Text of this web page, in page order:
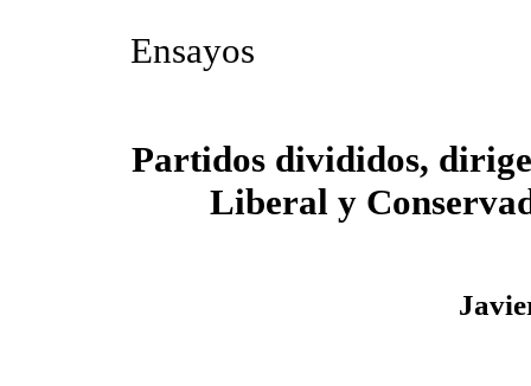
Ensayos
Partidos divididos,
Liberal y